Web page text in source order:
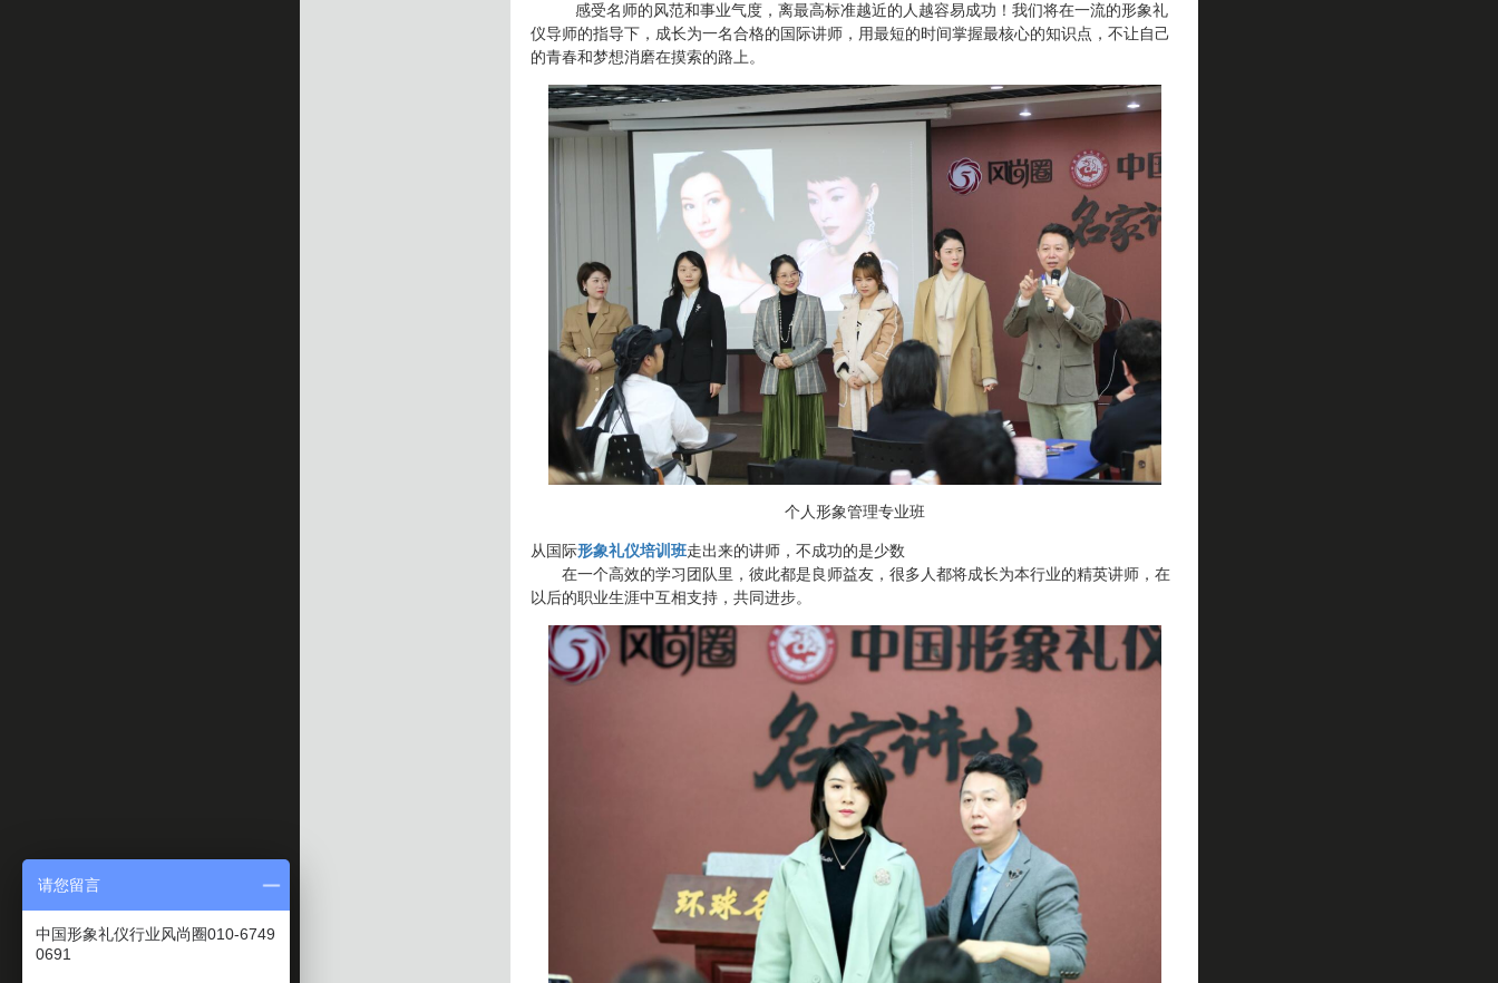
感受名师的风范和事业气度，离最高标准越近的人越容易成功！我们将在一流的形象礼
仪导师的指导下，成长为一名合格的国际讲师，用最短的时间掌握最核心的知识点，不让自己
的青春和梦想消磨在摸索的路上。
个人形象管理专业班
从国际形象礼仪培训班走出来的讲师，不成功的是少数
在一个高效的学习团队里，彼此都是良师益友，很多人都将成长为本行业的精英讲师，在
以后的职业生涯中互相支持，共同进步。
请您留言
中国形象礼仪行业风尚圈010-6749
0691